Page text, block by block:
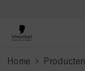
Home Producten